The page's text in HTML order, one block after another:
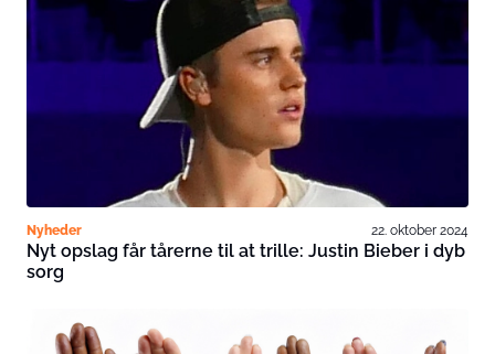
Nyheder 22. oktober 2024
Nyt opslag får tårerne til at trille: Justin Bieber i dyb
sorg